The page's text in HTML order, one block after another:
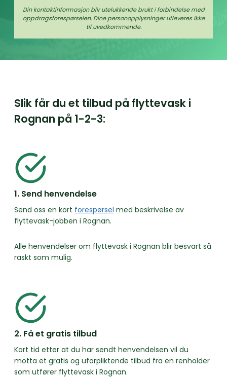
Din kontaktinformasjon blir utelukkende brukt i forbindelse med
oppdrags­forespørselen. Dine person­­opplysninger utleveres ikke
til uvedkommende.
Slik får du et tilbud på flyttevask i
Rognan på 1-2-3:
1. Send henvendelse
Send oss en kort forespørsel med beskrivelse av
flyttevask-jobben i Rognan.
Alle henvendelser om flyttevask i Rognan blir besvart så
raskt som mulig.
2. Få et gratis tilbud
Kort tid etter at du har sendt henvendelsen vil du
motta et gratis og uforpliktende tilbud fra en renholder
som utfører flyttevask i Rognan.